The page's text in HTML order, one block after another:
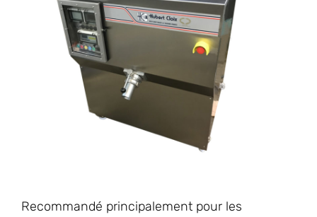
Recommandé principalement pour les